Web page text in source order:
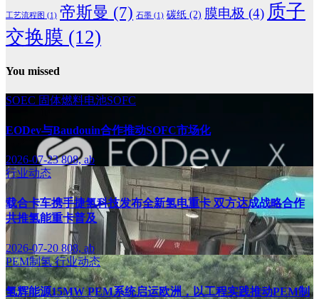
工艺流程图 (1) 帝斯曼 (7) 石墨 (1) 碳纸 (2) 膜电极 (4) 质子
交换膜 (12)
You missed
SOEC 固体燃料电池SOFC
EODev与Baudouin合作推动SOFC市场化
2026-07-23808, ab
行业动态
载合卡车携手捷氢科技发布全新氢电重卡 双方达成战略合作
共推氢能重卡普及
2026-07-20 808, ab
PEM制氢行业动态
氢辉能源15MW PEM系统启运欧洲，以工程实践推动PEM制